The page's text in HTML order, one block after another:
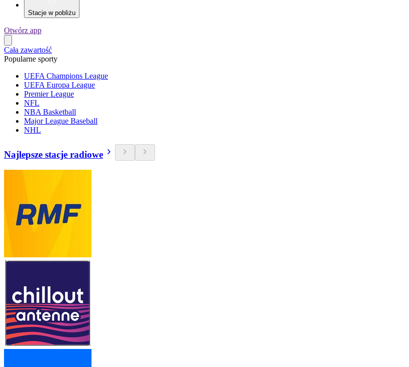
Stacje w pobliżu
Otwórz app
Cała zawartość
Popularne sporty
UEFA Champions League
UEFA Europa League
Premier League
NFL
NBA Basketball
Major League Baseball
NHL
Najlepsze stacje radiowe